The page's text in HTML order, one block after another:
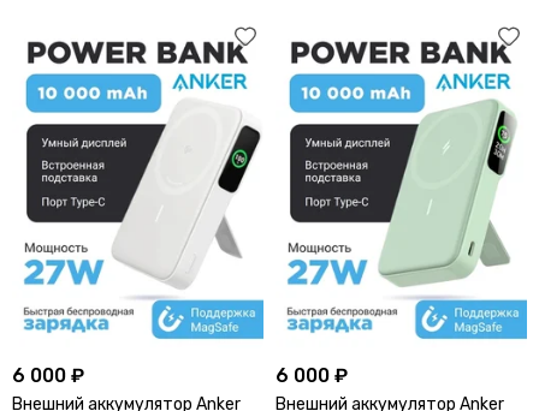
6 000 ₽
Внешний аккумулятор Anker
6 000 ₽
Внешний аккумулятор Anker